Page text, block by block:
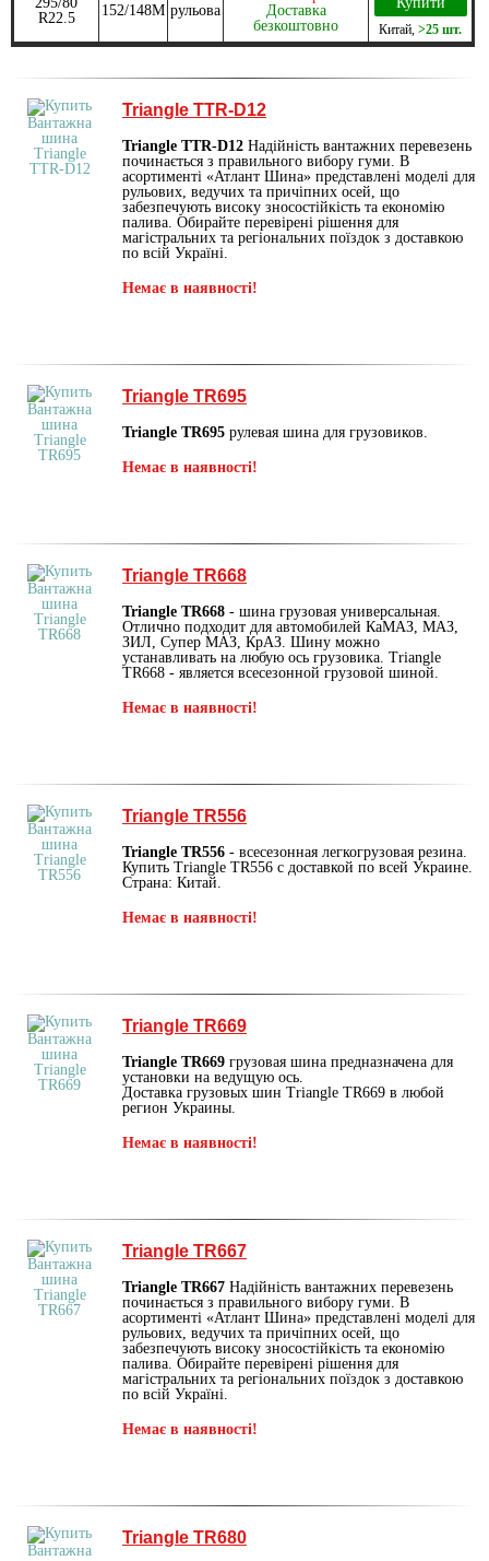
R22.5
152/148M рульова
Доставка
безкоштовно
Китай >25 шт.
Triangle TTR-D12
Triangle TTR-D12 Надійність вантажних перевезень
починається з правильного вибору гуми. В
асортименті «Атлант Шина» представлені моделі для
рульових, ведучих та причіпних осей, що
забезпечують високу зносостійкість та економію
палива. Обирайте перевірені рішення для
магістральних та регіональних поїздок з доставкою
по всій Україні.
Немає в наявності!
Triangle TR695
Triangle TR695 рулевая шина для грузовиков.
Немає в наявності!
Triangle TR668
Triangle TR668 - шина грузовая универсальная.
Отлично подходит для автомобилей КаМАЗ, МАЗ,
ЗИЛ, Супер МАЗ, КрАЗ. Шину можно
устанавливать на любую ось грузовика. Triangle
TR668 - является всесезонной грузовой шиной.
Немає в наявності!
Triangle TR556
Triangle TR556 - всесезонная легкогрузовая резина.
Купить Triangle TR556 с доставкой по всей Украине.
Страна: Китай.
Немає в наявності!
Triangle TR669
Triangle TR669 грузовая шина предназначена для
установки на ведущую ось.
Доставка грузовых шин Triangle TR669 в любой
регион Украины.
Немає в наявності!
Triangle TR667
Triangle TR667 Надійність вантажних перевезень
починається з правильного вибору гуми. В
асортименті «Атлант Шина» представлені моделі для
рульових, ведучих та причіпних осей, що
забезпечують високу зносостійкість та економію
палива. Обирайте перевірені рішення для
магістральних та регіональних поїздок з доставкою
по всій Україні.
Немає в наявності!
Triangle TR680